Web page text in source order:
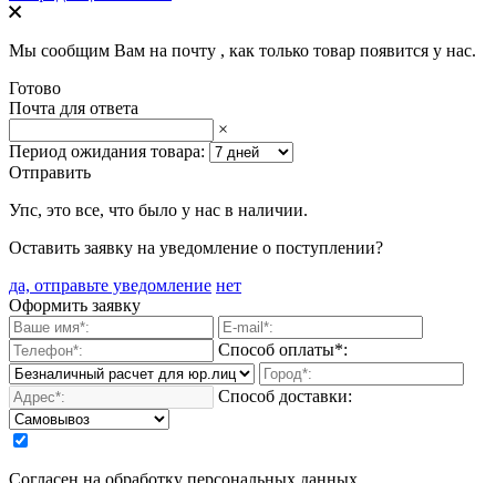
Мы сообщим Вам на почту , как только товар появится у нас.
Готово
Почта для ответа
×
Период ожидания товара:
Отправить
Упс, это все, что было у нас в наличии.
Оставить заявку на уведомление о поступлении?
да, отправьте уведомление нет
Оформить заявку
Способ оплаты*:
Способ доставки:
Согласен на обработку персональных данных.